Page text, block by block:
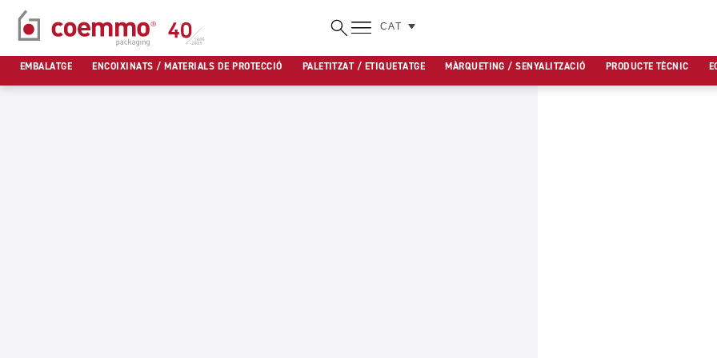
Vés
al
contingut
CAT
EMBALATGE ENCOIXINATS / MATERIALS DE PROTECCIÓ PALETITZAT / ETIQUETATGE MÀRQUETING / SENYALITZACIÓ PRODUCTE TÈCNIC